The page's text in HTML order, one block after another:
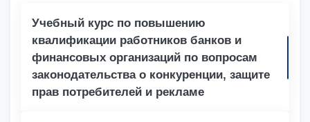
Учебный курс по повышению
квалификации работников банков и
финансовых организаций по вопросам
законодательства о конкуренции, защите
прав потребителей и рекламе